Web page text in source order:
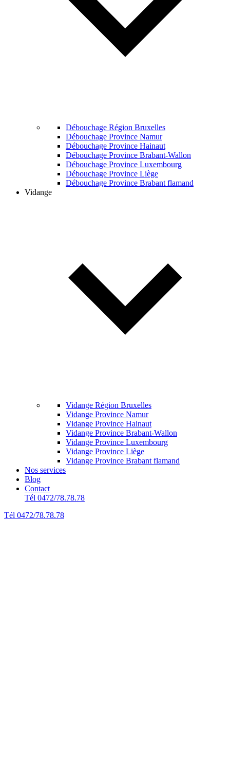
Débouchage Région Bruxelles
Débouchage Province Namur
Débouchage Province Hainaut
Débouchage Province Brabant-Wallon
Débouchage Province Luxembourg
Débouchage Province Liège
Débouchage Province Brabant flamand
Vidange
Vidange Région Bruxelles
Vidange Province Namur
Vidange Province Hainaut
Vidange Province Brabant-Wallon
Vidange Province Luxembourg
Vidange Province Liège
Vidange Province Brabant flamand
Nos services
Blog
Contact
Tél 0472/78.78.78
Tél 0472/78.78.78